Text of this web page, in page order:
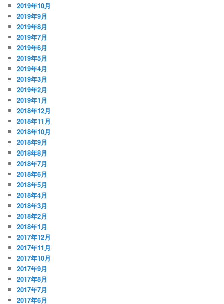
2019年10月
2019年9月
2019年8月
2019年7月
2019年6月
2019年5月
2019年4月
2019年3月
2019年2月
2019年1月
2018年12月
2018年11月
2018年10月
2018年9月
2018年8月
2018年7月
2018年6月
2018年5月
2018年4月
2018年3月
2018年2月
2018年1月
2017年12月
2017年11月
2017年10月
2017年9月
2017年8月
2017年7月
2017年6月